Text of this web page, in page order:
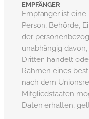
EMPFÄNGER
Empfänger ist
Person, Behörde,
der
unabhängig
Dritten handelt
Rahmen eines
nach dem
Mitgliedstaaten
Daten erhalten,